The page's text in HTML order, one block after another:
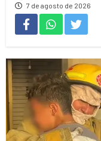
7 de agosto de 2026